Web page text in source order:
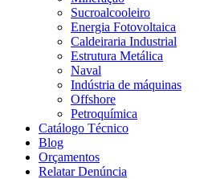
Sucroalcooleiro
Energia Fotovoltaica
Caldeiraria Industrial
Estrutura Metálica
Naval
Indústria de máquinas
Offshore
Petroquímica
Catálogo Técnico
Blog
Orçamentos
Relatar Denúncia